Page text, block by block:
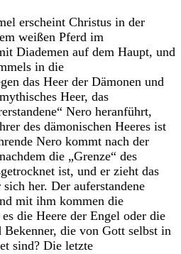
erscheint Christus in der
weißen Pferd im
Diademen auf dem Haupt, und
in die
das Heer der Dämonen und
Heer, das
Nero heranführt,
des dämonischen Heeres ist
Nero kommt nach der
die „Grenze“ des
ist, und er zieht das
her. Der auferstandene
mit ihm kommen die
die Heere der Engel oder die
Bekenner, die von Gott selbst in
sind? Die letzte